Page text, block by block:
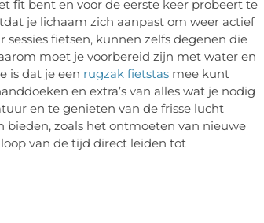
fit bent en voor de eerste keer probeert te
je lichaam zich aanpast om weer actief
fietsen, kunnen zelfs degenen die
moet je voorbereid zijn met water en
is dat je een rugzak fietstas mee kunt
en extra’s van alles wat je nodig
en te genieten van de frisse lucht
bieden, zoals het ontmoeten van nieuwe
van de tijd direct leiden tot